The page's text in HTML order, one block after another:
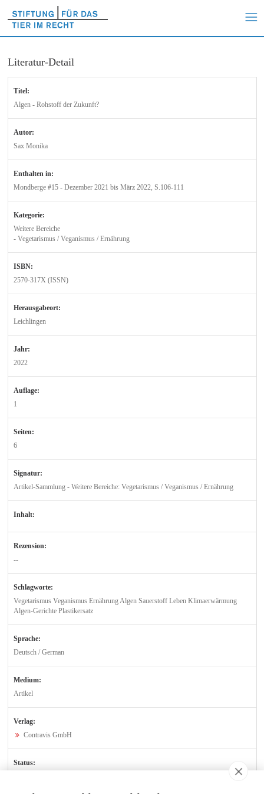
Literatur-Detail
Titel:
Algen - Rohstoff der Zukunft?
Autor:
Sax Monika
Enthalten in:
Mondberge #15 - Dezember 2021 bis März 2022, S.106-111
Kategorie:
Weitere Bereiche
- Vegetarismus / Veganismus / Ernährung
ISBN:
2570-317X (ISSN)
Herausgabeort:
Leichlingen
Jahr:
2022
Auflage:
1
Seiten:
6
Signatur:
Artikel-Sammlung - Weitere Bereiche: Vegetarismus / Veganismus / Ernährung
Inhalt:
Rezension:
--
Schlagworte:
Vegetarismus Veganismus Ernährung Algen Sauerstoff Leben Klimaerwärmung
Algen-Gerichte Plastikersatz
Sprache:
Deutsch / German
Medium:
Artikel
Verlag:
Contravis GmbH
Status: